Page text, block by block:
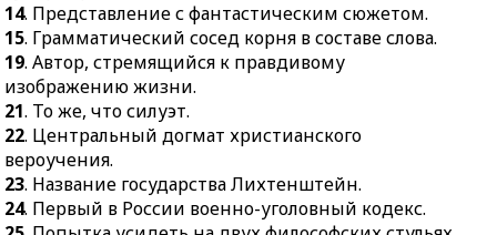
24.Первый в России
военно-уголовный
кодекс.
25.Попытка усидеть на
двух философских
стульях одновременно.
14. Представление с фантастическим сюжетом.
15. Грамматический сосед корня в составе слова.
19. Автор, стремящийся к правдивому
изображению жизни.
21. То же, что силуэт.
22. Центральный догмат христианского
вероучения.
23. Название государства Лихтенштейн.
24. Первый в России военно-уголовный кодекс.